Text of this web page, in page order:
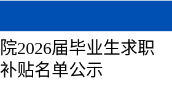
2026届毕业生求职
贴名单公示